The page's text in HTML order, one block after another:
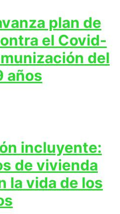
plan de
el Covid-
del
años
incluyente:
de vivienda
la vida de los